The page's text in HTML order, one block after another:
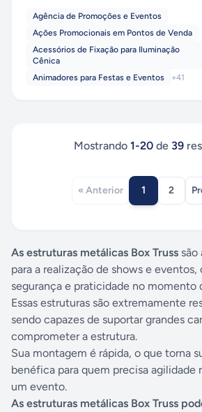
Agência de Promoções e Eventos
Ações Promocionais em Pontos de Venda
Acessórios de Fixação para Iluminação
Cênica
Animadores para Festas e Eventos
+41
Mostrando 1-20 de 39
« Anterior 1 2
As estruturas metálicas Box Truss são
para a realização de shows e
segurança e praticidade no momento
Essas estruturas são extremamente
sendo capazes de suportar grandes
comprometer a estrutura.
Sua montagem é rápida, o que torna
benéfica para quem precisa agilidade
um evento.
As estruturas metálicas Box Truss